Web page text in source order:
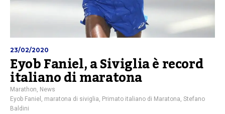
23/02/2020
Eyob Faniel, a Siviglia è record
italiano di maratona
Marathon News
Eyob Faniel
maratona di siviglia Primato italiano di Maratona Stefano
Baldini